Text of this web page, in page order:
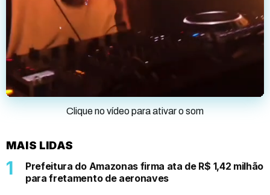
Clique no vídeo para ativar o som
MAIS LIDAS
Prefeitura do Amazonas firma ata de R$ 1,42 milhão
para fretamento de aeronaves